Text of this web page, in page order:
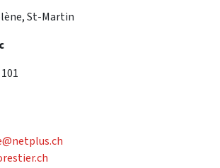
St-Martin